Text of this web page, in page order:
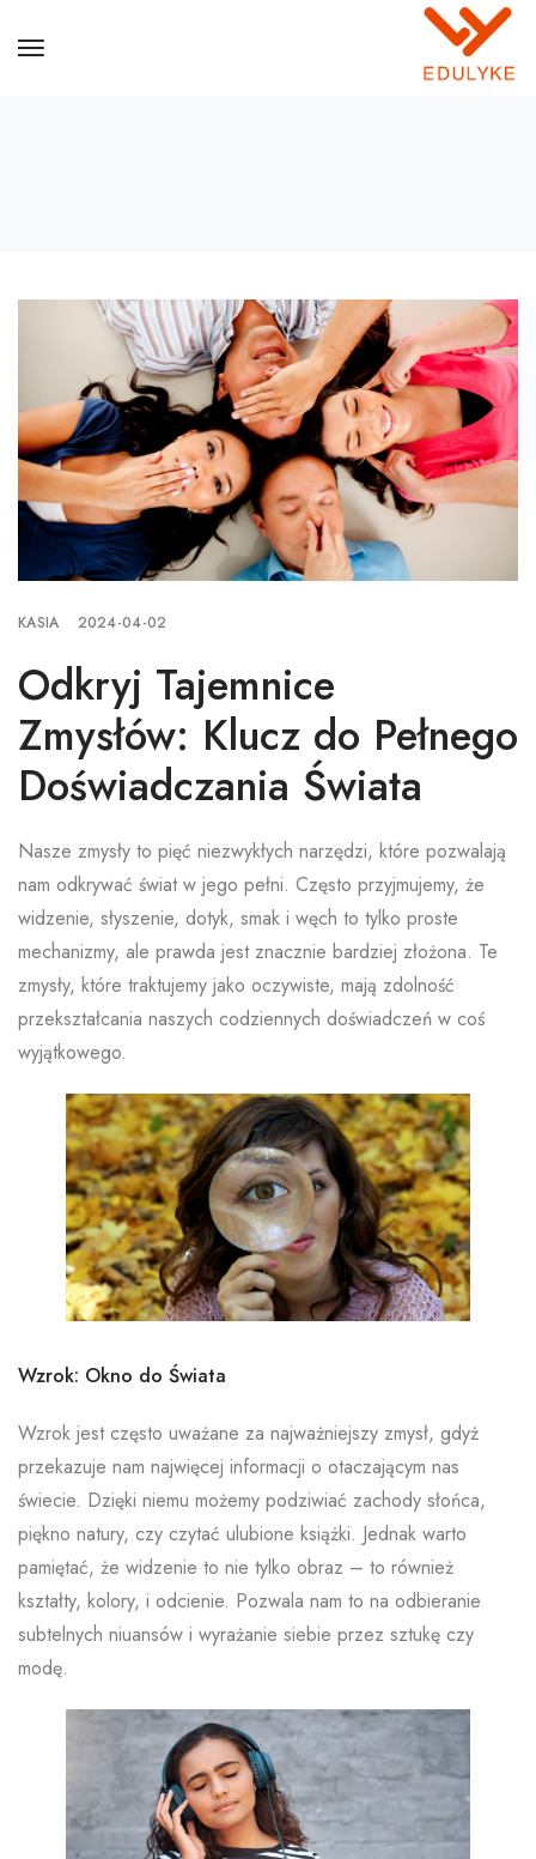
KASIA 2024-04-02
Odkryj Tajemnice
Zmysłów: Klucz do Pełnego
Doświadczania Świata
Nasze zmysły to pięć niezwykłych narzędzi, które pozwalają
nam odkrywać świat w jego pełni. Często przyjmujemy, że
widzenie, słyszenie, dotyk, smak i węch to tylko proste
mechanizmy, ale prawda jest znacznie bardziej złożona. Te
zmysły, które traktujemy jako oczywiste, mają zdolność
przekształcania naszych codziennych doświadczeń w coś
wyjątkowego.
Wzrok: Okno do Świata
Wzrok jest często uważane za najważniejszy zmysł, gdyż
przekazuje nam najwięcej informacji o otaczającym nas
świecie. Dzięki niemu możemy podziwiać zachody słońca,
piękno natury, czy czytać ulubione książki. Jednak warto
pamiętać, że widzenie to nie tylko obraz – to również
kształty, kolory, i odcienie. Pozwala nam to na odbieranie
subtelnych niuansów i wyrażanie siebie przez sztukę czy
modę.